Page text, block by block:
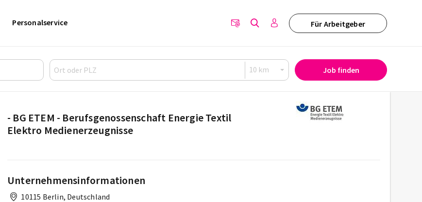
Für Arbeitgeber
Personalservice
Job finden
- BG ETEM - Berufsgenossenschaft Energie Textil
Elektro Medienerzeugnisse
Unternehmensinformationen
10115 Berlin, Deutschland